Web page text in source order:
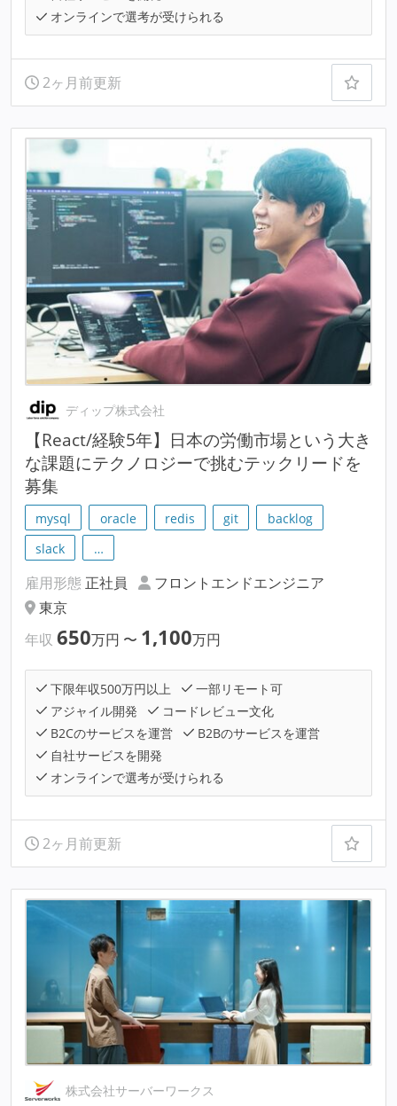
オンラインで選考が受けられる
2ヶ月前更新
ディップ株式会社
【React/経験5年】日本の労働市場という大き
な課題にテクノロジーで挑むテックリードを
募集
mysql oracle redis git
backlog
slack
…
雇用形態 正社員
フロントエンドエンジニア
東京
年収 650万円 〜 1,100万円
下限年収500万円以上
一部リモート可
アジャイル開発
コードレビュー文化
B2Cのサービスを運営
B2Bのサービスを運営
自社サービスを開発
オンラインで選考が受けられる
2ヶ月前更新
株式会社サーバーワークス